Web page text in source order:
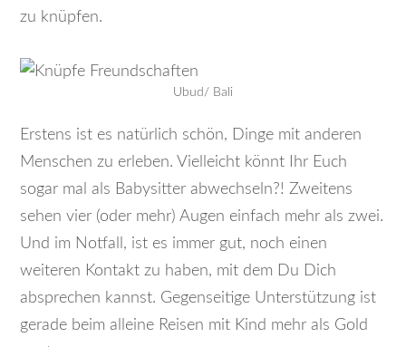
zu knüpfen.
Ubud/ Bali
Erstens ist es natürlich schön, Dinge mit anderen
Menschen zu erleben. Vielleicht könnt Ihr Euch
sogar mal als Babysitter abwechseln?! Zweitens
sehen vier (oder mehr) Augen einfach mehr als zwei.
Und im Notfall, ist es immer gut, noch einen
weiteren Kontakt zu haben, mit dem Du Dich
absprechen kannst. Gegenseitige Unterstützung ist
gerade beim alleine Reisen mit Kind mehr als Gold